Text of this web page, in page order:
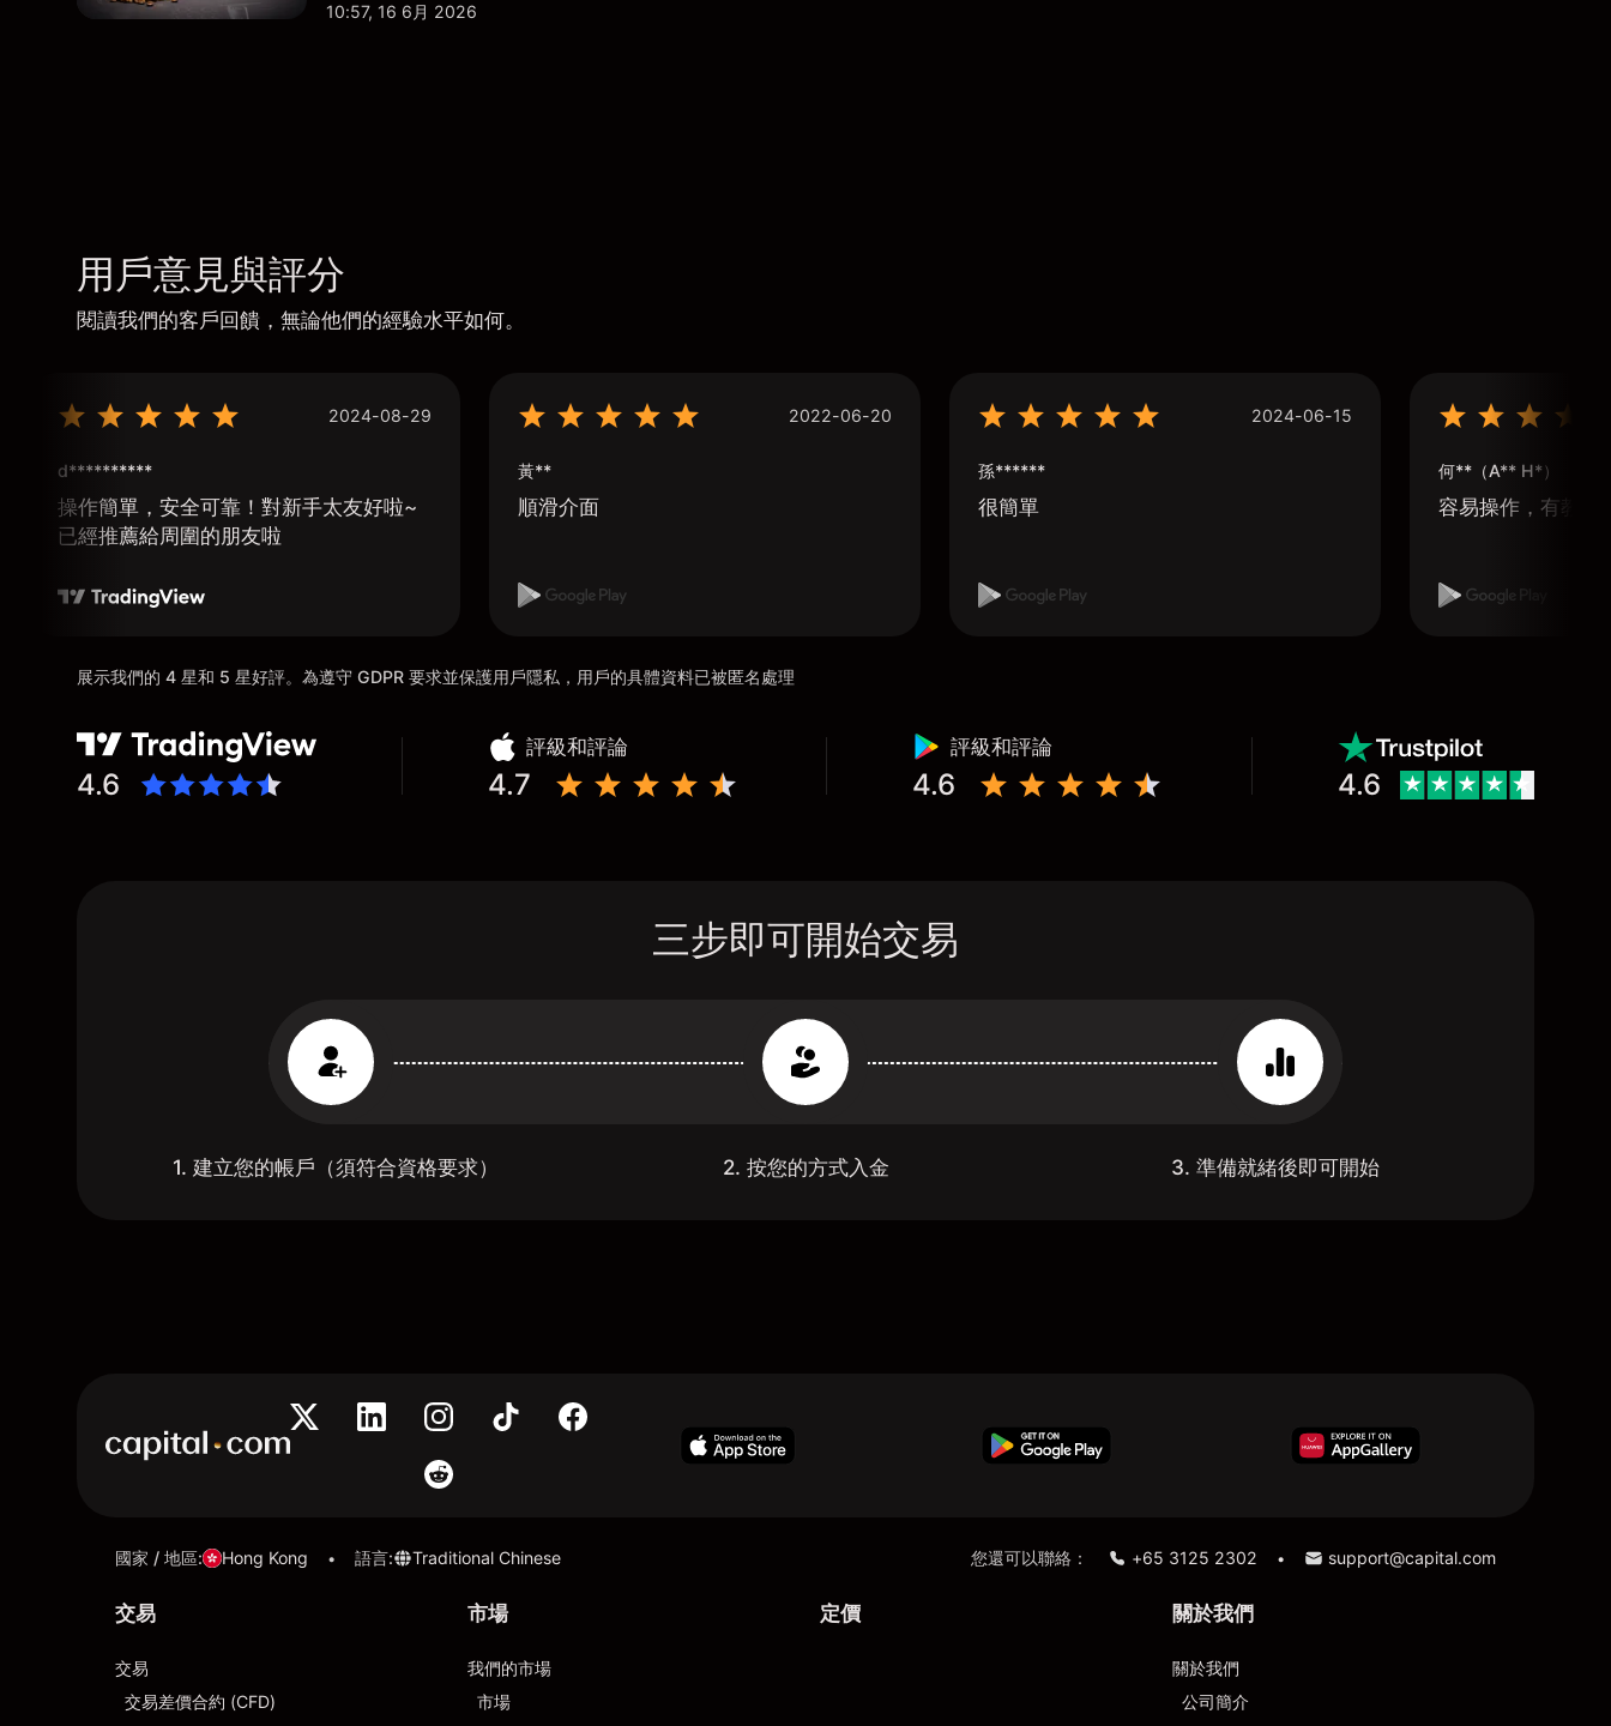
10:57, 16 6月 2026
用戶意見與評分
閱讀我們的客戶回饋，無論他們的經驗水平如何。
2024-08-29
d**********
操作簡單，安全可靠！對新手太友好啦~
已經推薦給周圍的朋友啦
2022-06-20
黃**
順滑介面
2024-06-15
孫******
很簡單
何**（A** H*）
容易操作，有教學
展示我們的 4 星和 5 星好評。為遵守 GDPR 要求並保護用戶隱私，用戶的具體資料已被匿名處理
4.6
評級和評論
4.7
評級和評論
4.6 4.6
三步即可開始交易
1. 建立您的帳戶（須符合資格要求） 2. 按您的方式入金 3. 準備就緒後即可開始
國家 / 地區: Hong Kong • 語言: Traditional Chinese 您還可以聯絡： +65 3125 2302 • support@capital.com
交易
交易
交易差價合約 (CFD)
市場
我們的市場
市場
定價 關於我們
關於我們
公司簡介